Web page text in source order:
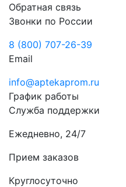
Обратная связь
Звонки по России
8 (800) 707-26-39
Email
info@aptekaprom.ru
График работы
Служба поддержки
Ежедневно, 24/7
Прием заказов
Круглосуточно